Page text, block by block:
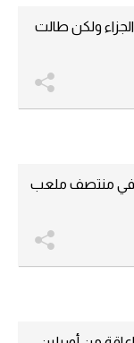
ولكن طالت
في منتصف ملعب